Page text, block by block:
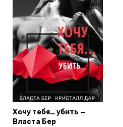
Хочу тебя… убить —
Власта Бер